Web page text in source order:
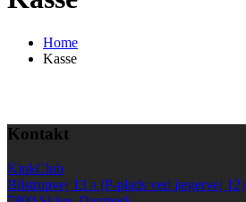
Home
Kasse
Kontakt
KinkClub
Bilstrupvej 13 a (P-plads ved jægervej 12)